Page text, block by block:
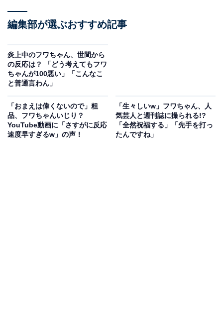
編集部が選ぶおすすめ記事
炎上中のフワちゃん、世間から
の反応は？ 「どう考えてもフワ
ちゃんが100悪い」「こんなこ
と普通言わん」
「おまえは偉くないので」粗
品、フワちゃんいじり？
YouTube動画に「さすがに反応
速度早すぎるw」の声！
「生々しいw」フワちゃん、人
気芸人と週刊誌に撮られる!?
「全然祝福する」「先手を打っ
たんですね」